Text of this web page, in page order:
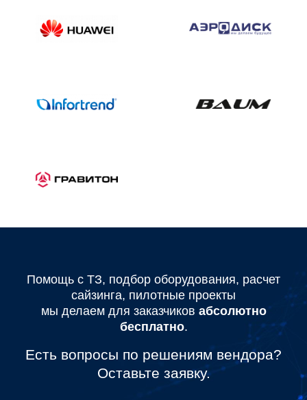
Помощь с ТЗ, подбор оборудования, расчет
сайзинга, пилотные проекты
мы делаем для заказчиков абсолютно
бесплатно.
Есть вопросы по решениям вендора?
Оставьте заявку.